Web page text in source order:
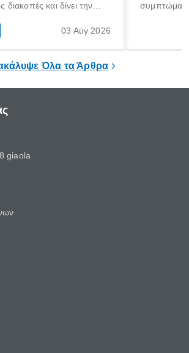
και δίνει την
για λίγες μέρες03 Αύγ 2026
Όλα τα Άρθρα
giaola